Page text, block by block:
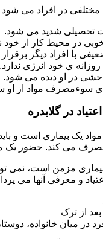
مختلفی در افراد می
تحصیلی شدید می شود.
در محیط کار از خود
با افراد دیگر
ی خود انرژی ندارد.
در او دیده می شود.
ی سوءمصرف مواد از
در گلابدره
مواد یک بیماری است و
می کند. حضور یک
بیماری مزمن است، نمی
و معرفی آنها می
از ترک
در میان خانواده،